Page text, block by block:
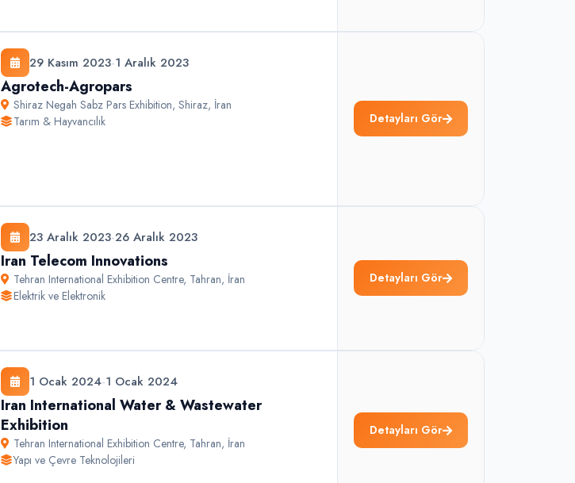
29 Kasım 2023-1 Aralık 2023
Agrotech-Agropars
Shiraz Negah Sabz Pars Exhibition, Shiraz, İran
Tarım & Hayvancılık
Detayları Gör
23 Aralık 2023-26 Aralık 2023
Iran Telecom Innovations
Tehran International Exhibition Centre, Tahran, İran
Elektrik ve Elektronik
Detayları Gör
1 Ocak 2024-1 Ocak 2024
Iran International Water & Wastewater
Exhibition
Tehran International Exhibition Centre, Tahran, İran
Yapı ve Çevre Teknolojileri
Detayları Gör